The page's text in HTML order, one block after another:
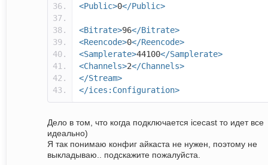
<Public>0</Public>
<Bitrate>96</Bitrate>
<Reencode>0</Reencode>
<Samplerate>44100</Samplerate>
<Channels>2</Channels>
</Stream>
</ices:Configuration>
Дело в том, что когда подключается icecast то идет все
идеально)
Я так понимаю конфиг айкаста не нужен, поэтому не
выкладываю.. подскажите пожалуйста.